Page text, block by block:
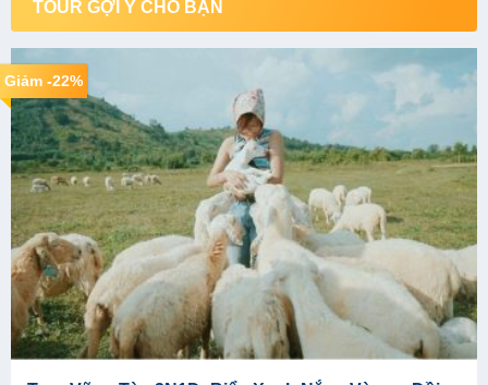
TOUR GỢI Ý CHO BẠN
Giảm -22%